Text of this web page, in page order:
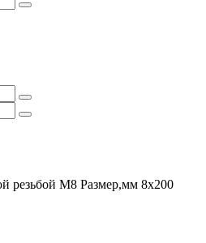
резьбой М8 Размер,мм 8х200